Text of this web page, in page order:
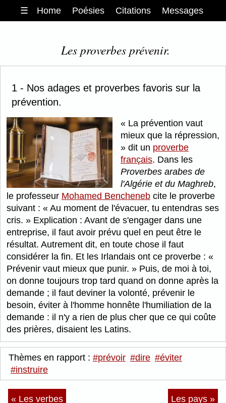
☰ Home Poésies Citations Messages
Les proverbes prévenir.
1 - Nos adages et proverbes favoris sur la
prévention.
La prévention vaut
mieux que la répression,
dit un proverbe
français. Dans les
Proverbes arabes de
l'Algérie et du Maghreb,
le professeur Mohamed Bencheneb cite le proverbe
suivant :
Au moment de l'évacuer, tu entendras ses
cris.
Explication : Avant de s'engager dans une
entreprise, il faut avoir prévu quel en peut être le
résultat. Autrement dit, en toute chose il faut
considérer la fin. Et les Irlandais ont ce proverbe :
Prévenir vaut mieux que punir.
Puis, de moi à toi,
on donne toujours trop tard quand on donne après la
demande ; il faut deviner la volonté, prévenir le
besoin, éviter à l'homme honnête l'humiliation de la
demande : il n'y a rien de plus cher que ce qui coûte
des prières, disaient les Latins.
Thèmes en rapport : #prévoir #dire #éviter
#instruire
« Les verbes Les pays »